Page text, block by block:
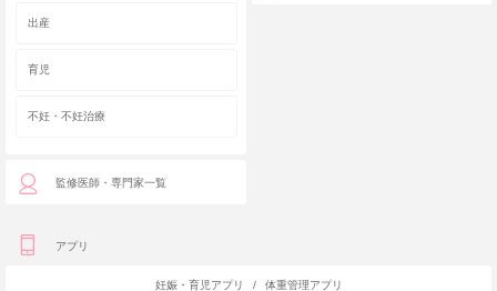
出産
育児
不妊・不妊治療
監修医師・専門家一覧
アプリ
妊娠・育児アプリ / 体重管理アプリ